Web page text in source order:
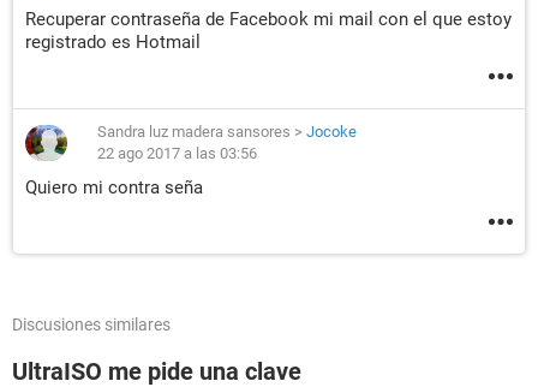
Recuperar contraseña de Facebook mi mail con el que estoy
registrado es Hotmail
Sandra luz madera sansores > Jocoke
22 ago 2017 a las 03:56
Quiero mi contra seña
Discusiones similares
UltraISO me pide una clave